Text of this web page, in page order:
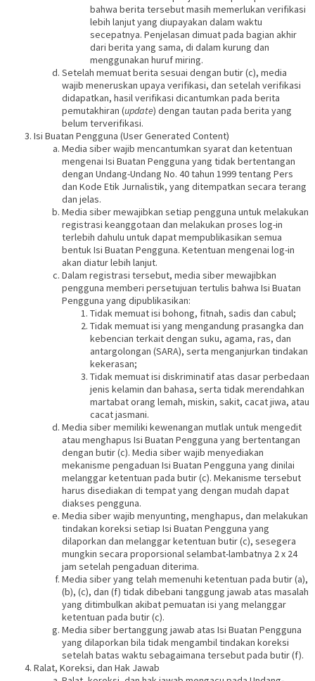
bahwa berita tersebut masih memerlukan verifikasi
lebih lanjut yang diupayakan dalam waktu
secepatnya. Penjelasan dimuat pada bagian akhir
dari berita yang sama, di dalam kurung dan
menggunakan huruf miring.
Setelah memuat berita sesuai dengan butir (c), media
wajib meneruskan upaya verifikasi, dan setelah verifikasi
didapatkan, hasil verifikasi dicantumkan pada berita
pemutakhiran (update) dengan tautan pada berita yang
belum terverifikasi.
Isi Buatan Pengguna (User Generated Content)
Media siber wajib mencantumkan syarat dan ketentuan
mengenai Isi Buatan Pengguna yang tidak bertentangan
dengan Undang-Undang No. 40 tahun 1999 tentang Pers
dan Kode Etik Jurnalistik, yang ditempatkan secara terang
dan jelas.
Media siber mewajibkan setiap pengguna untuk melakukan
registrasi keanggotaan dan melakukan proses log-in
terlebih dahulu untuk dapat mempublikasikan semua
bentuk Isi Buatan Pengguna. Ketentuan mengenai log-in
akan diatur lebih lanjut.
Dalam registrasi tersebut, media siber mewajibkan
pengguna memberi persetujuan tertulis bahwa Isi Buatan
Pengguna yang dipublikasikan:
Tidak memuat isi bohong, fitnah, sadis dan cabul;
Tidak memuat isi yang mengandung prasangka dan
kebencian terkait dengan suku, agama, ras, dan
antargolongan (SARA), serta menganjurkan tindakan
kekerasan;
Tidak memuat isi diskriminatif atas dasar perbedaan
jenis kelamin dan bahasa, serta tidak merendahkan
martabat orang lemah, miskin, sakit, cacat jiwa, atau
cacat jasmani.
Media siber memiliki kewenangan mutlak untuk mengedit
atau menghapus Isi Buatan Pengguna yang bertentangan
dengan butir (c). Media siber wajib menyediakan
mekanisme pengaduan Isi Buatan Pengguna yang dinilai
melanggar ketentuan pada butir (c). Mekanisme tersebut
harus disediakan di tempat yang dengan mudah dapat
diakses pengguna.
Media siber wajib menyunting, menghapus, dan melakukan
tindakan koreksi setiap Isi Buatan Pengguna yang
dilaporkan dan melanggar ketentuan butir (c), sesegera
mungkin secara proporsional selambat-lambatnya 2 x 24
jam setelah pengaduan diterima.
Media siber yang telah memenuhi ketentuan pada butir (a),
(b), (c), dan (f) tidak dibebani tanggung jawab atas masalah
yang ditimbulkan akibat pemuatan isi yang melanggar
ketentuan pada butir (c).
Media siber bertanggung jawab atas Isi Buatan Pengguna
yang dilaporkan bila tidak mengambil tindakan koreksi
setelah batas waktu sebagaimana tersebut pada butir (f).
Ralat, Koreksi, dan Hak Jawab